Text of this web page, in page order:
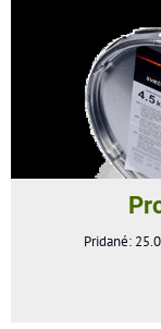
Pridané: